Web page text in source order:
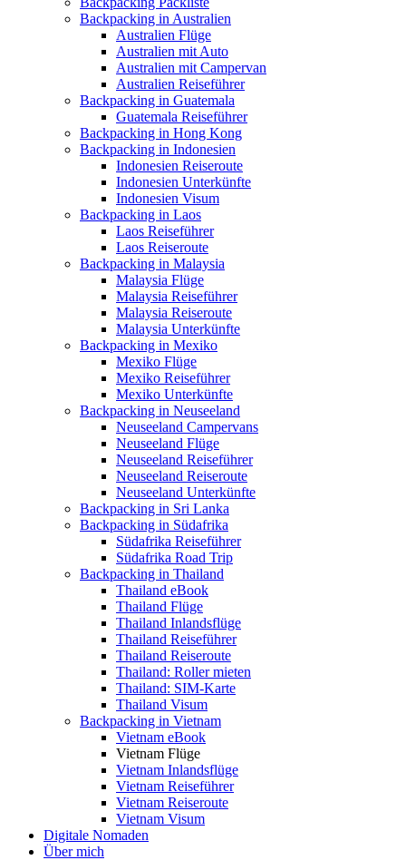
Backpacking in Australien
Australien Flüge
Australien mit Auto
Australien mit Campervan
Australien Reiseführer
Backpacking in Guatemala
Guatemala Reiseführer
Backpacking in Hong Kong
Backpacking in Indonesien
Indonesien Reiseroute
Indonesien Unterkünfte
Indonesien Visum
Backpacking in Laos
Laos Reiseführer
Laos Reiseroute
Backpacking in Malaysia
Malaysia Flüge
Malaysia Reiseführer
Malaysia Reiseroute
Malaysia Unterkünfte
Backpacking in Mexiko
Mexiko Flüge
Mexiko Reiseführer
Mexiko Unterkünfte
Backpacking in Neuseeland
Neuseeland Campervans
Neuseeland Flüge
Neuseeland Reiseführer
Neuseeland Reiseroute
Neuseeland Unterkünfte
Backpacking in Sri Lanka
Backpacking in Südafrika
Südafrika Reiseführer
Südafrika Road Trip
Backpacking in Thailand
Thailand eBook
Thailand Flüge
Thailand Inlandsflüge
Thailand Reiseführer
Thailand Reiseroute
Thailand: Roller mieten
Thailand: SIM-Karte
Thailand Visum
Backpacking in Vietnam
Vietnam eBook
Vietnam Flüge
Vietnam Inlandsflüge
Vietnam Reiseführer
Vietnam Reiseroute
Vietnam Visum
Digitale Nomaden
Über mich